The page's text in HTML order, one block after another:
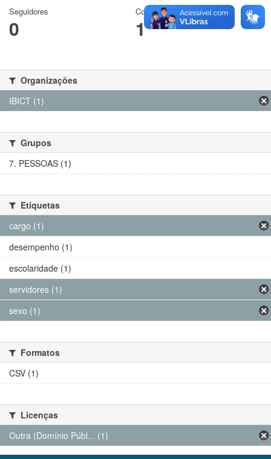
Seguidores
0
Conjuntos de dados
1
Organizações
IBICT (1)
Grupos
7. PESSOAS (1)
Etiquetas
cargo (1)
desempenho (1)
escolaridade (1)
servidores (1)
sexo (1)
Formatos
CSV (1)
Licenças
Outra (Domínio Públ... (1)